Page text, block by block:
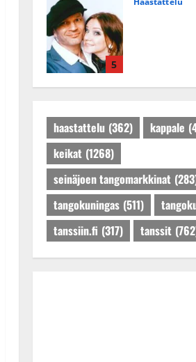
5
Tanssiin.fi
haastattelu (362) kappale
keikat (1268)
seinäjoen tangomarkkinat
tangokuningas (511)
tanssiin.fi (317) tanssit